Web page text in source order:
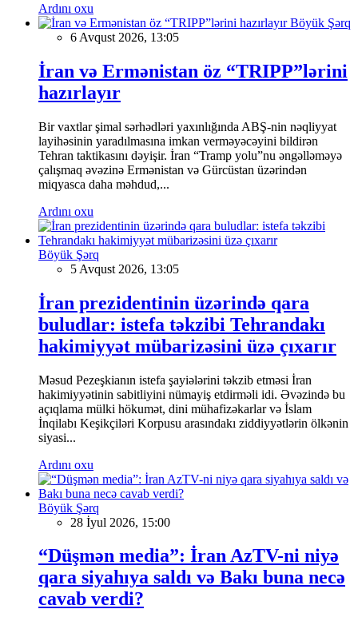
Ardını oxu
Böyük Şərq
6 Avqust 2026, 13:05
İran və Ermənistan öz “TRIPP”lərini
hazırlayır
Bir vaxtlar şimal sərhədləri yaxınlığında ABŞ-nin nəqliyyat
layihəsinin yaradılmasına imkan verməyəcəyini bildirən
Tehran taktikasını dəyişir. İran “Tramp yolu”nu əngəlləməyə
çalışmaq əvəzinə Ermənistan və Gürcüstan üzərindən
miqyasca daha məhdud,...
Ardını oxu
Böyük Şərq
5 Avqust 2026, 13:05
İran prezidentinin üzərində qara
buludlar: istefa təkzibi Tehrandakı
hakimiyyət mübarizəsini üzə çıxarır
Məsud Pezeşkianın istefa şayiələrini təkzib etməsi İran
hakimiyyətinin sabitliyini nümayiş etdirməli idi. Əvəzində bu
açıqlama mülki hökumət, dini mühafizəkarlar və İslam
İnqilabı Keşikçiləri Korpusu arasındakı ziddiyyətlərin ölkənin
siyasi...
Ardını oxu
Böyük Şərq
28 İyul 2026, 15:00
“Düşmən media”: İran AzTV-ni niyə
qara siyahıya saldı və Bakı buna necə
cavab verdi?